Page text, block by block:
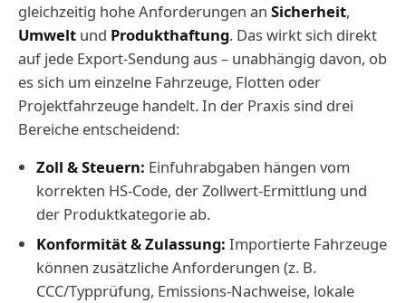
gleichzeitig hohe Anforderungen an Sicherheit,
Umwelt und Produkthaftung. Das wirkt sich direkt
auf jede Export-Sendung aus – unabhängig davon, ob
es sich um einzelne Fahrzeuge, Flotten oder
Projektfahrzeuge handelt. In der Praxis sind drei
Bereiche entscheidend:
Zoll & Steuern: Einfuhrabgaben hängen vom
korrekten HS-Code, der Zollwert-Ermittlung und
der Produktkategorie ab.
Konformität & Zulassung: Importierte Fahrzeuge
können zusätzliche Anforderungen (z. B.
CCC/Typprüfung, Emissions-Nachweise, lokale